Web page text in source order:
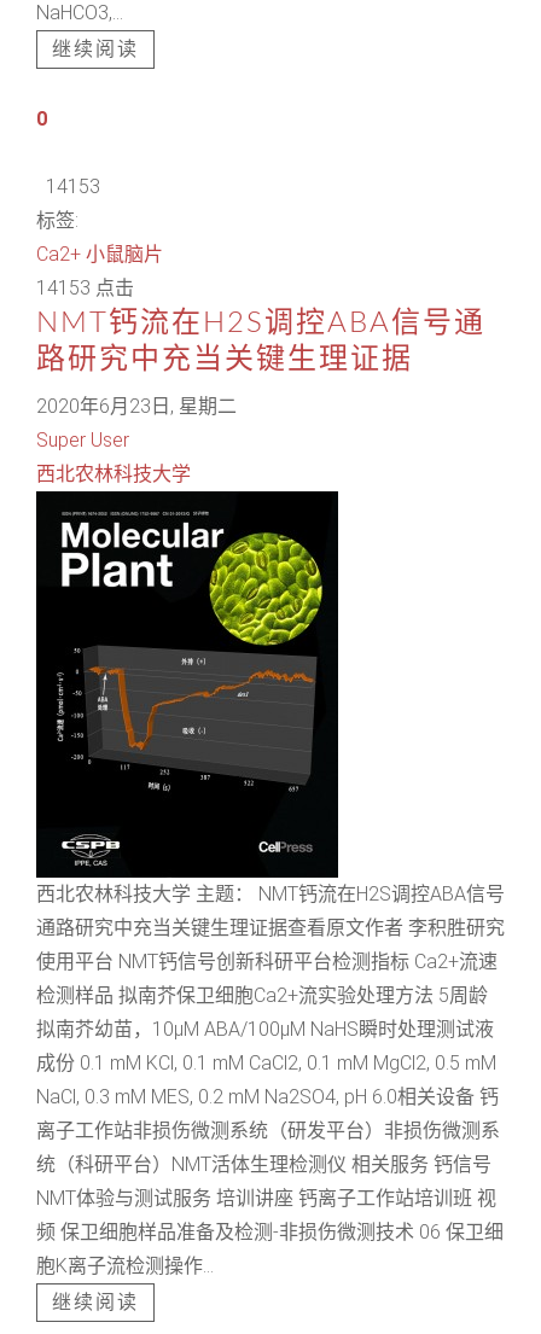
NaHCO3,...
继续阅读
0
14153
标签:
Ca2+ 小鼠脑片
14153 点击
NMT钙流在H2S调控ABA信号通
路研究中充当关键生理证据
2020年6月23日, 星期二
Super User
西北农林科技大学
西北农林科技大学 主题： NMT钙流在H2S调控ABA信号
通路研究中充当关键生理证据查看原文作者 李积胜研究
使用平台 NMT钙信号创新科研平台检测指标 Ca2+流速
检测样品 拟南芥保卫细胞Ca2+流实验处理方法 5周龄
拟南芥幼苗，10μM ABA/100μM NaHS瞬时处理测试液
成份 0.1 mM KCl, 0.1 mM CaCl2, 0.1 mM MgCl2, 0.5 mM
NaCl, 0.3 mM MES, 0.2 mM Na2SO4, pH 6.0相关设备 钙
离子工作站非损伤微测系统（研发平台）非损伤微测系
统（科研平台）NMT活体生理检测仪 相关服务 钙信号
NMT体验与测试服务 培训讲座 钙离子工作站培训班 视
频 保卫细胞样品准备及检测-非损伤微测技术 06 保卫细
胞K离子流检测操作...
继续阅读